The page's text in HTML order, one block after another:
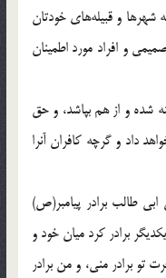
شهرها و قبیله‌های خودتان
و افراد مورد اطمینان
شده و از هم بپاشد، و حق
داد و گرچه کافران آنرا
طالب برادر پیامبر(ص)
برادر کرد میان خود و
تو برادر منی، و من برادر